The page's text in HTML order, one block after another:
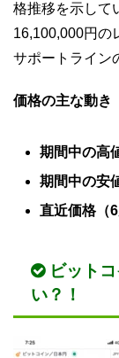
格推移を示して
16,100,000円の
サポートライン
価格の主な動き
期間中の高
期間中の安
直近価格（
ビット
い？！